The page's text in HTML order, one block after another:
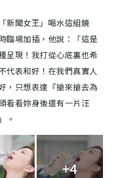
新聞女王」喝水這組鏡
臨場加插，他說：「這是
呈現！我打從心底裏也希
代表和好！在我們真實人
，只想表達『搶來搶去為
看看妳身後還有一片汪
。
+4